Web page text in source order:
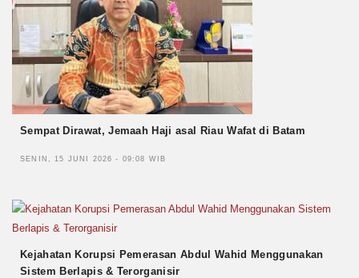
Sempat Dirawat, Jemaah Haji asal Riau Wafat di Batam
SENIN, 15 JUNI 2026 - 09:08 WIB
Kejahatan Korupsi Pemerasan Abdul Wahid Menggunakan
Sistem Berlapis & Terorganisir